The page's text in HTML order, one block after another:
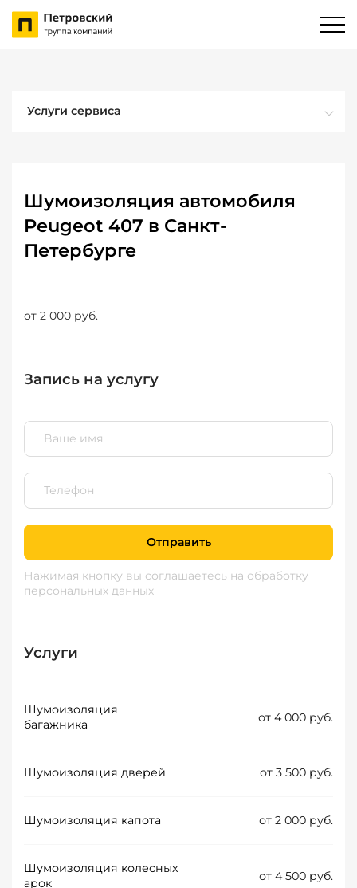
Услуги сервиса
Шумоизоляция автомобиля
Peugeot 407 в Санкт-
Петербурге
от 2 000 руб.
Запись на услугу
Отправить
Нажимая кнопку вы соглашаетесь на обработку
персональных данных
Услуги
Шумоизоляция
багажника
от 4 000 руб.
Шумоизоляция дверей от 3 500 руб.
Шумоизоляция капота от 2 000 руб.
Шумоизоляция колесных
арок
от 4 500 руб.